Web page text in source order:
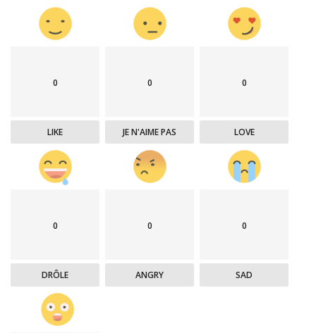
0
LIKE
0
JE N'AIME PAS
0
LOVE
0
DRÔLE
0
ANGRY
0
SAD